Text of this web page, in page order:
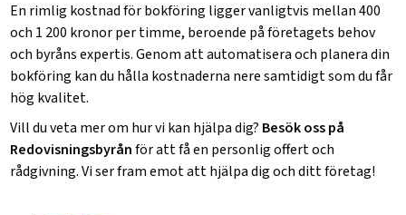
En rimlig kostnad för bokföring ligger vanligtvis mellan 400
och 1 200 kronor per timme, beroende på företagets behov
och byråns expertis. Genom att automatisera och planera din
bokföring kan du hålla kostnaderna nere samtidigt som du får
hög kvalitet.
Vill du veta mer om hur vi kan hjälpa dig? Besök oss på
Redovisningsbyrånför att få en personlig offert och
rådgivning. Vi ser fram emot att hjälpa dig och ditt företag!